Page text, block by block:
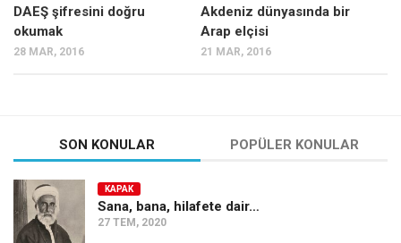
DAEŞ şifresini doğru
okumak
28 MAR, 2016
Akdeniz dünyasında bir
Arap elçisi
21 MAR, 2016
SON KONULAR POPÜLER KONULAR
KAPAK
Sana, bana, hilafete dair…
27 TEM, 2020